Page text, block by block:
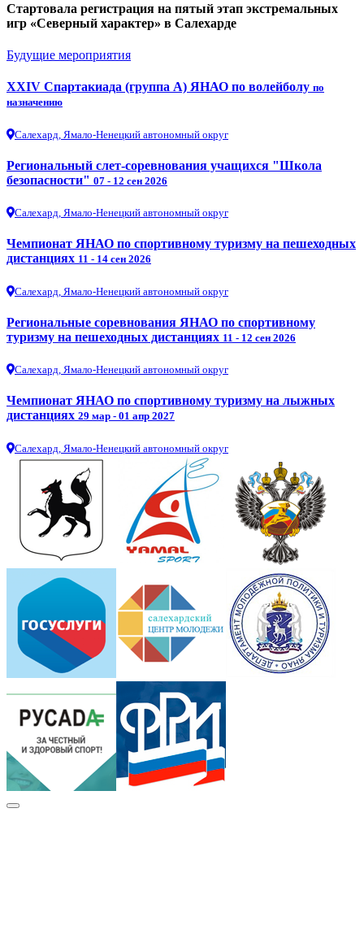
Стартовала регистрация на пятый этап экстремальных
игр «Северный характер» в Салехарде
Будущие мероприятия
XXIV Спартакиада (группа А) ЯНАО по волейболу по
назначению
Салехард, Ямало-Ненецкий автономный округ
Региональный слет-соревнования учащихся "Школа
безопасности" 07 - 12 сен 2026
Салехард, Ямало-Ненецкий автономный округ
Чемпионат ЯНАО по спортивному туризму на пешеходных
дистанциях 11 - 14 сен 2026
Салехард, Ямало-Ненецкий автономный округ
Региональные соревнования ЯНАО по спортивному
туризму на пешеходных дистанциях 11 - 12 сен 2026
Салехард, Ямало-Ненецкий автономный округ
Чемпионат ЯНАО по спортивному туризму на лыжных
дистанциях 29 мар - 01 апр 2027
Салехард, Ямало-Ненецкий автономный округ